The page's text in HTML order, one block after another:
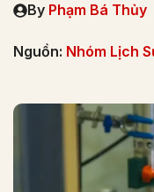
By Phạm Bá Thủy
Nguồn: Nhóm Lịch